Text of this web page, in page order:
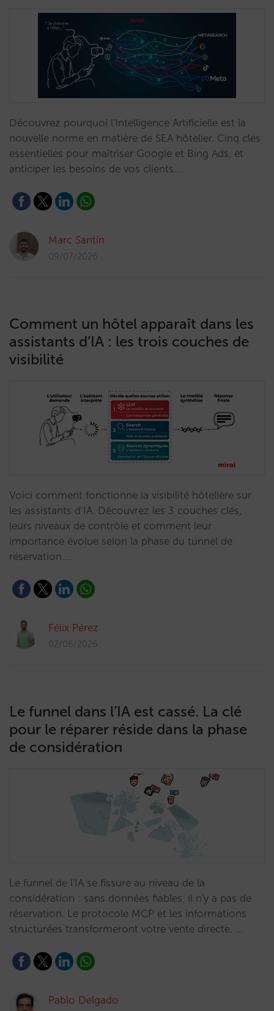
Découvrez pourquoi l'Intelligence Artificielle est la
nouvelle norme en matière de SEA hôtelier. Cinq clés
essentielles pour maîtriser Google et Bing Ads, et
anticiper les besoins de vos clients.…
Marc Santín
09/07/2026
Comment un hôtel apparaît dans les
assistants d’IA : les trois couches de
visibilité
Voici comment fonctionne la visibilité hôtelière sur
les assistants d’IA. Découvrez les 3 couches clés,
leurs niveaux de contrôle et comment leur
importance évolue selon la phase du tunnel de
réservation.…
Félix Pérez
02/06/2026
Le funnel dans l’IA est cassé. La clé
pour le réparer réside dans la phase
de considération
Le funnel de l'IA se fissure au niveau de la
considération : sans données fiables, il n'y a pas de
réservation. Le protocole MCP et les informations
structurées transformeront votre vente directe. …
Pablo Delgado